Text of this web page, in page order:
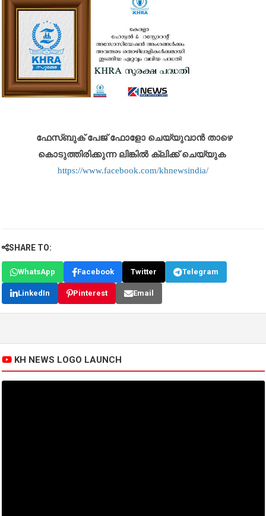
ഫേസ്ബുക് പേജ് ഫോളോ ചെയ്യുവാൻ താഴെ
കൊടുത്തിരിക്കുന്ന ലിങ്കിൽ ക്ലിക്ക് ചെയ്യുക
https://www.facebook.com/khnewsindia/
SHARE TO:
WhatsApp Facebook Twitter Telegram
LinkedIn Pinterest Email
KH NEWS LOGO LAUNCH